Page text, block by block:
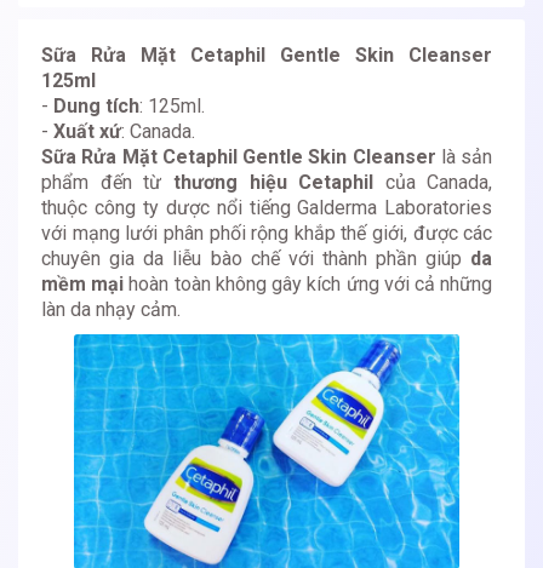
Sữa Rửa Mặt Cetaphil Gentle Skin Cleanser
125ml
- Dung tích: 125ml.
- Xuất xứ: Canada.
Sữa Rửa Mặt Cetaphil Gentle Skin Cleanser là sản
phẩm đến từ thương hiệu Cetaphil
của Canada,
thuộc công ty dược nổi tiếng Galderma Laboratories
với mạng lưới phân phối rộng khắp thế giới, được các
chuyên gia da liễu bào chế với thành phần giúp da
mềm mại hoàn toàn không gây kích ứng với cả những
làn da nhạy cảm.